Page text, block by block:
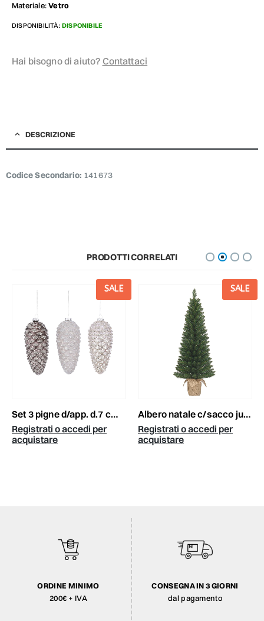
Materiale:Vetro
DISPONIBILITÀ: DISPONIBILE
Hai bisogno di aiuto? Contattaci
DESCRIZIONE
Codice Secondario: 141673
PRODOTTI CORRELATI
SALE
set 3 pigne d/app. d.7 cm h.16 cm champagne/bianco/argento
Registrati o accedi per
acquistare
SALE
albero natale c/sacco juta d.36 h.75 cm tips 70 -gerlos- verde
Registrati o accedi per
acquistare
ORDINE MINIMO
200€ + IVA
CONSEGNA IN 3 GIORNI
dal pagamento